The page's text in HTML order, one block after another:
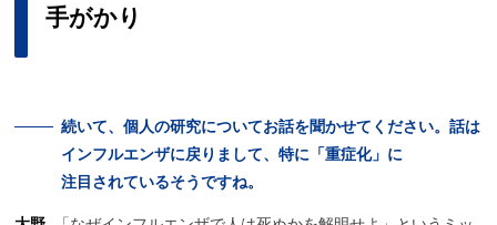
手がかり
続いて、 個人の研究についてお話を聞かせてください。 話は
インフルエンザに戻りまして、 特に「重症化」に
注目されているそうですね。